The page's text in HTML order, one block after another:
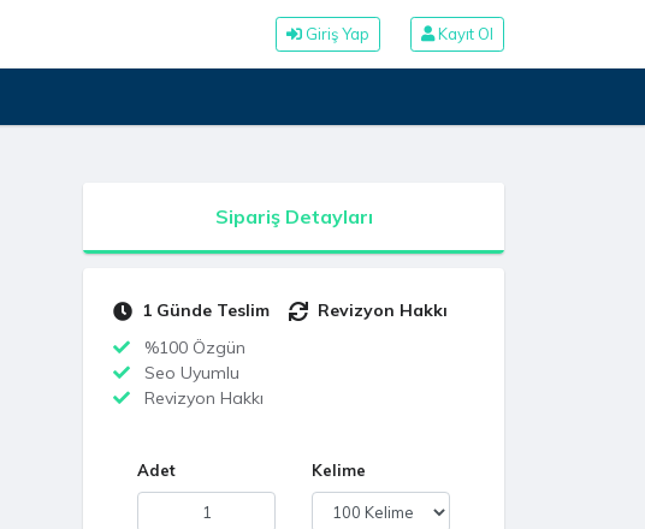
Giriş Yap Kayıt Ol
Sipariş Detayları
1 Günde Teslim
Revizyon Hakkı
%100 Özgün
Seo Uyumlu
Revizyon Hakkı
Adet Kelime